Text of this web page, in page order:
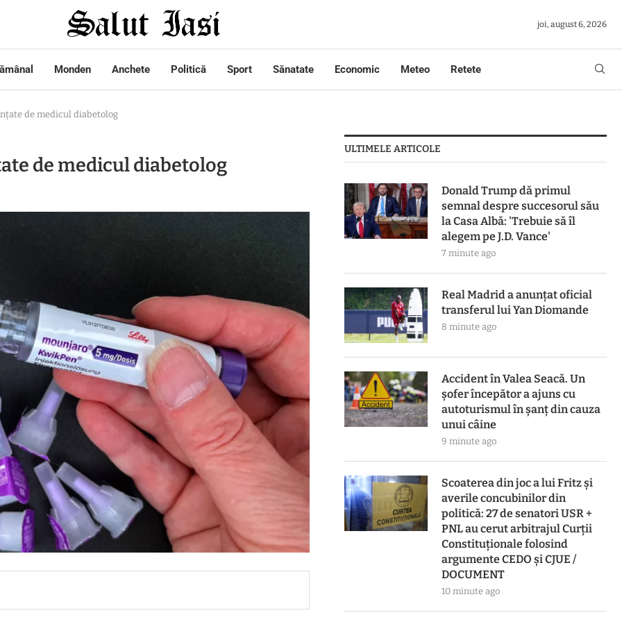
joi, august 6, 2026
Monden Anchete Politică Sport Sănatate Economic Meteo Retete
de medicul diabetolog
de medicul diabetolog
ULTIMELE ARTICOLE
Donald Trump dă primul
semnal despre succesorul său
la Casa Albă: 'Trebuie să îl
alegem pe J.D. Vance'
7 minute ago
Real Madrid a anunțat oficial
transferul lui Yan Diomande
8 minute ago
Accident în Valea Seacă. Un
șofer începător a ajuns cu
autoturismul în șanț din cauza
unui câine
9 minute ago
Scoaterea din joc a lui Fritz și
averile concubinilor din
politică: 27 de senatori USR +
PNL au cerut arbitrajul Curții
Constituționale folosind
argumente CEDO și CJUE /
DOCUMENT
10 minute ago